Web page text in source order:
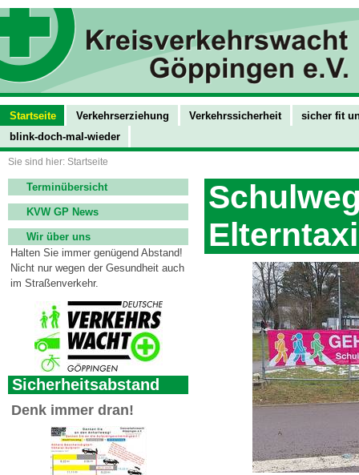
Startseite Verkehrserziehung Verkehrssicherheit
sicher fit
blink-doch-mal-wieder
Sie sind hier: Startseite
Terminübersicht
KVW GP News
Wir über uns
Halten Sie immer genügend Abstand!
Nicht nur wegen der Gesundheit auch
im Straßenverkehr.
Sicherheitsabstand
Denk immer dran!
Elterntaxi